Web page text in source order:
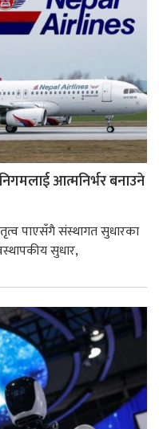
आत्मनिर्भर बनाउने
पाएसँगै संस्थागत सुधारका
सुधार,